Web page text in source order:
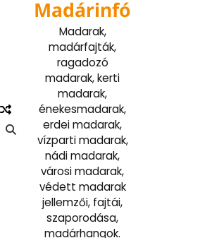
Madárinfó
Madarak,
madárfajták,
ragadozó
madarak, kerti
madarak,
énekesmadarak,
erdei madarak,
vízparti madarak,
nádi madarak,
városi madarak,
védett madarak
jellemzői, fajtái,
szaporodása,
madárhangok.